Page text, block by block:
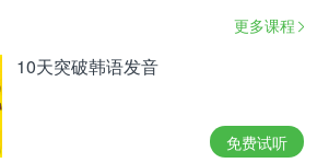
选择。（推荐第三种）
需持有韩国国内信用卡
有时候会出现乱码现象，这种情
更多课程
10天突破韩语发音
免费试听